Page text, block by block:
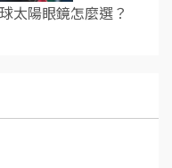
太陽眼鏡怎麼選？